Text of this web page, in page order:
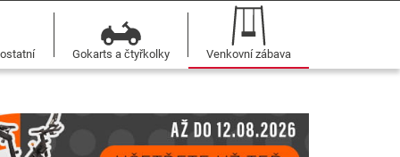
Gokarts a čtyřkolky Venkovní zábava